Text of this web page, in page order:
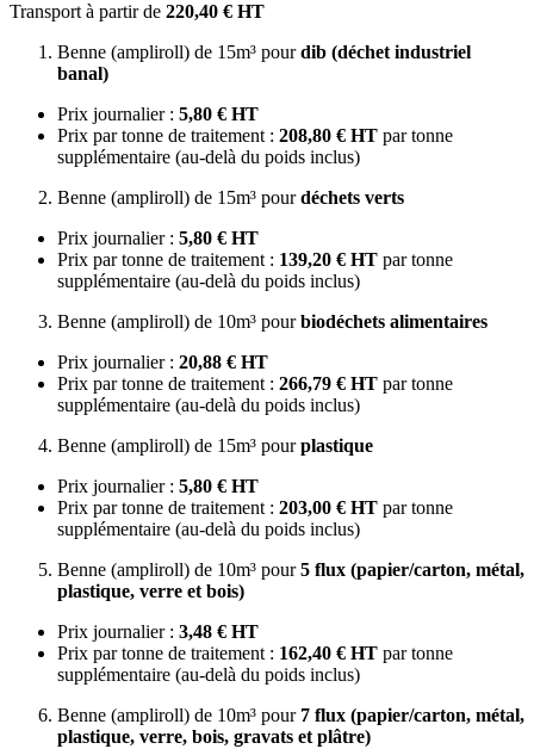
Transport à partir de 220,40 € HT
Benne (ampliroll) de 15m³ pourdib (déchet industriel
banal)
Prix journalier : 5,80 € HT
Prix par tonne de traitement : 208,80 € HT par tonne
supplémentaire (au-delà du poids inclus)
Benne (ampliroll) de 15m³ pourdéchets verts
Prix journalier : 5,80 € HT
Prix par tonne de traitement : 139,20 € HT par tonne
supplémentaire (au-delà du poids inclus)
Benne (ampliroll) de 10m³ pourbiodéchets alimentaires
Prix journalier : 20,88 € HT
Prix par tonne de traitement : 266,79 € HT par tonne
supplémentaire (au-delà du poids inclus)
Benne (ampliroll) de 15m³ pourplastique
Prix journalier : 5,80 € HT
Prix par tonne de traitement : 203,00 € HT par tonne
supplémentaire (au-delà du poids inclus)
Benne (ampliroll) de 10m³ pour5 flux (papier/carton, métal,
plastique, verre et bois)
Prix journalier : 3,48 € HT
Prix par tonne de traitement : 162,40 € HT par tonne
supplémentaire (au-delà du poids inclus)
Benne (ampliroll) de 10m³ pour 7 flux (papier/carton, métal,
plastique, verre, bois, gravats et plâtre)